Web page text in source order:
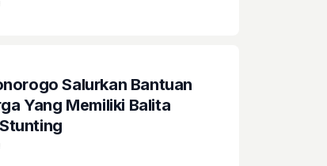
Salurkan Bantuan
Yang Memiliki Balita